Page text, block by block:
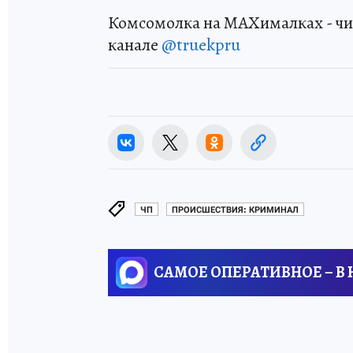
Комсомолка на MAXималках -
канале @truekpru
ЧП ПРОИСШЕСТВИЯ: КРИМИНАЛ
САМОЕ ОПЕРАТИВНОЕ – В